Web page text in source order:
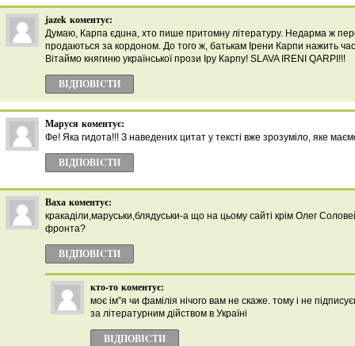
jazek коментує:
Думаю, Карпа єдuна, хто пише притомну літературу. Недарма ж
продаються за кордоном. До того ж, батькам Ірени Карпи нажить
Вітаймо княгиню української прози Іру Карпу! SLAVA IRENI QARPI!!!
ВІДПОВІCТИ
Маруся коментує:
Фе! Яка гидота!!! З наведених цитат у тексті вже зрозуміло, яке
ВІДПОВІCТИ
Ваха коментує:
кракаділи,маруськи,блядуськи-а що на цьому сайті крім Олег
фронта?
ВІДПОВІCТИ
кто-то коментує:
моє ім”я чи фамілія нічого вам не скаже. тому і не
за літературним дійством в Україні
ВІДПОВІCТИ